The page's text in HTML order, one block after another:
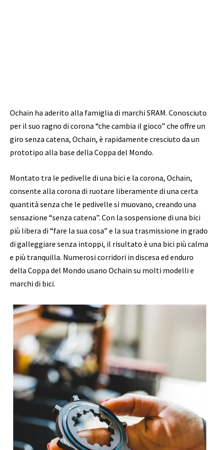
Ochain ha aderito alla famiglia di marchi SRAM. Conosciuto
per il suo ragno di corona “che cambia il gioco” che offre un
giro senza catena, Ochain, è rapidamente cresciuto da un
prototipo alla base della Coppa del Mondo.
Montato tra le pedivelle di una bici e la corona, Ochain,
consente alla corona di ruotare liberamente di una certa
quantità senza che le pedivelle si muovano, creando una
sensazione “senza catena”. Con la sospensione di una bici
più libera di “fare la sua cosa” e la sua trasmissione in grado
di galleggiare senza intoppi, il risultato è una bici più calma
e più tranquilla. Numerosi corridori in discesa ed enduro
della Coppa del Mondo usano Ochain su molti modelli e
marchi di bici.